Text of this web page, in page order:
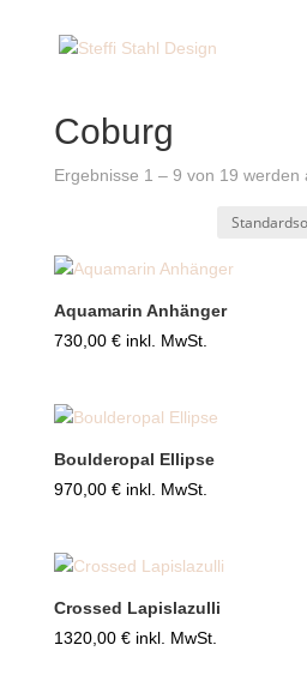
Coburg
Ergebnisse 1 – 9 von 19 werden
Aquamarin Anhänger
730,00 € inkl. MwSt.
Boulderopal Ellipse
970,00 € inkl. MwSt.
Crossed Lapislazulli
1320,00 € inkl. MwSt.